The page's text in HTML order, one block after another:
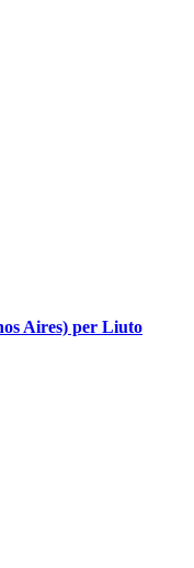
Aires) per Liuto